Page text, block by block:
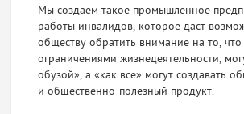
Мы создаем такое промышленное
работы инвалидов, которое даст
обществу обратить внимание на то,
ограничениями жизнедеятельности,
обузой», а «как все» могут создавать
и общественно-полезный продукт.